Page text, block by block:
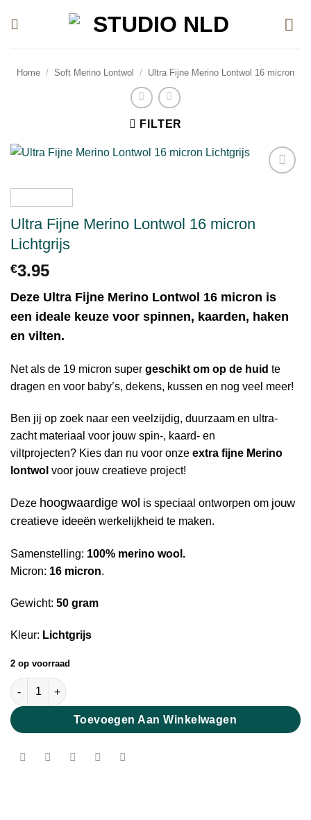
Home / Soft Merino Lontwol / Ultra Fijne Merino Lontwol 16 micron
FILTER
Ultra Fijne Merino Lontwol 16 micron
Lichtgrijs
€3.95
Deze Ultra Fijne Merino Lontwol 16 micron is
een ideale keuze voor spinnen, kaarden, haken
en vilten.
Net als de 19 micron super geschikt om op de huid te
dragen en voor baby’s, dekens, kussen en nog veel meer!
Ben jij op zoek naar een veelzijdig, duurzaam en ultra-
zacht materiaal voor jouw spin-, kaard- en
viltprojecten? Kies dan nu voor onze extra fijne Merino
lontwol voor jouw creatieve project!
Deze hoogwaardige wol is speciaal ontworpen om jouw
creatieve ideeën werkelijkheid te maken.
Samenstelling: 100% merino wool.
Micron: 16 micron.
Gewicht: 50 gram
Kleur: Lichtgrijs
2 op voorraad
Ultra Fijne Merino Lontwol 16 micron Lichtgrijs aantal
Toevoegen Aan Winkelwagen